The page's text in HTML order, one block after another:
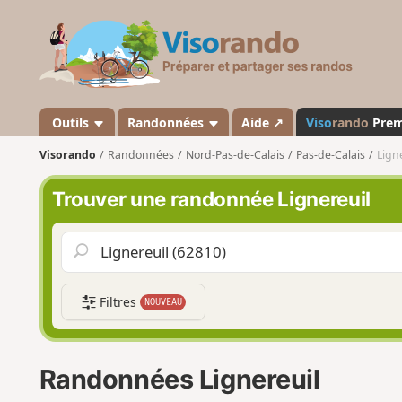
s
a
n
d
o
Outils Randonnées Aide ↗ Visorando
Visorando Randonnées Nord-Pas-de-Calais Pas-de-Calais
Trouver une randonnée Lignereuil
Filtres NOUVEAU
Randonnées Lignereuil